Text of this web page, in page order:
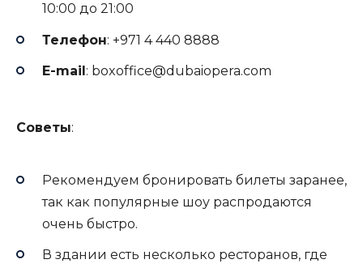
10:00 до 21:00
Телефон: +971 4 440 8888
E-mail: boxoffice@dubaiopera.com
Советы:
Рекомендуем бронировать билеты заранее,
так как популярные шоу распродаются
очень быстро.
В здании есть несколько ресторанов, где